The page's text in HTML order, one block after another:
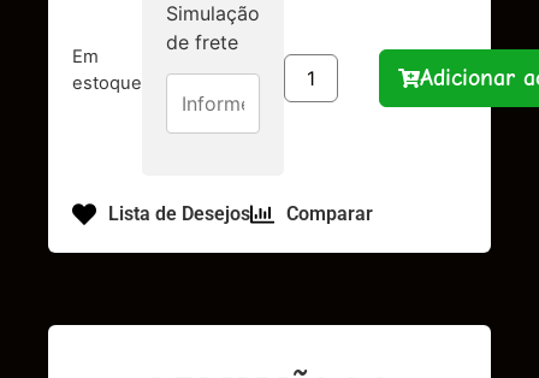
Em
estoque
Simulação
de frete
Adicionar
Lista de Desejos Comparar